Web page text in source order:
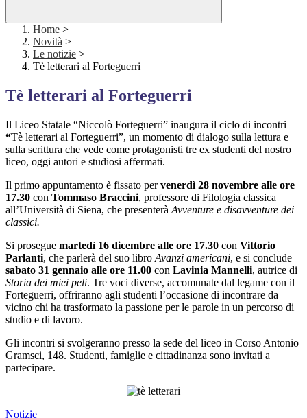
Home >
Novità >
Le notizie >
Tè letterari al Forteguerri
Tè letterari al Forteguerri
Il Liceo Statale “Niccolò Forteguerri” inaugura il ciclo di incontri
“Tè letterari al Forteguerri”, un momento di dialogo sulla lettura e
sulla scrittura che vede come protagonisti tre ex studenti del nostro
liceo, oggi autori e studiosi affermati.
Il primo appuntamento è fissato pervenerdì 28 novembre alle ore
17.30 con Tommaso Braccini, professore di Filologia classica
all’Università di Siena, che presenterà Avventure e disavventure dei
classici.
Si prosegue martedì 16 dicembre alle ore 17.30 con Vittorio
Parlanti, che parlerà del suo libro Avanzi americani, e si conclude
sabato 31 gennaio alle ore 11.00 con Lavinia Mannelli, autrice di
Storia dei miei peli. Tre voci diverse, accomunate dal legame con il
Forteguerri, offriranno agli studenti l’occasione di incontrare da
vicino chi ha trasformato la passione per le parole in un percorso di
studio e di lavoro.
Gli incontri si svolgeranno presso la sede del liceo in Corso Antonio
Gramsci, 148. Studenti, famiglie e cittadinanza sono invitati a
partecipare.
Notizie